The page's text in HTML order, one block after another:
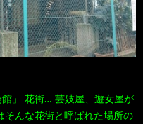
」 花街… 芸妓屋、遊女屋が
そんな花街と呼ばれた場所の